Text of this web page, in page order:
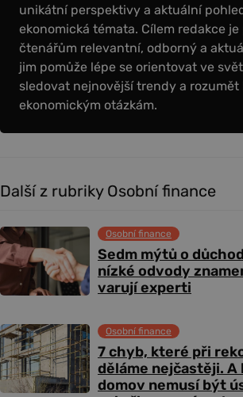
unikátní perspektivy a aktuální
ekonomická témata. Cílem redakce
čtenářům relevantní, odborný a
jim pomůže lépe se orientovat ve
sledovat nejnovější trendy a rozumět
ekonomickým otázkám.
Další z rubriky Osobní finance
Sedm mýtů o
nízké odvody
varují experti
Osobní finance
7 chyb, které při
děláme nejčastěji.
domov nemusí být
Osobní finance